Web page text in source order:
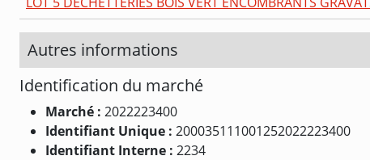
Autres informations
Identification du marché
Marché : 2022223400
Identifiant Unique : 200035111001252022223400
Identifiant Interne : 2234